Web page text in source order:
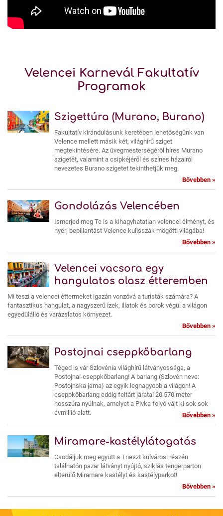
Velencei Karnevál Fakultatív
Programok
Szigettúra (Murano, Burano)
Fakultatív kirándulásunk keretében lehetőségünk van
Velence mellett másik két, világhírű sziget
megtekintésére. Az üvegmesterségéről híres Murano
szigetét, valamint a csipkéjéről és színes házairól
nevezetes Burano szigetet tekinthetjük meg.
Bővebben »
Gondolázás Velencében
Ismerjed meg Te is a kihagyhatatlan velencei élményt, és
nyerj bepillantást Velence kulisszák mögötti világába!
Bővebben »
Velencei vacsora egy
hangulatos olasz étteremben
Mi teszi a velencei éttermeket igazán vonzóvá a turisták számára? A
fantasztikus hangulat, a nagyszerű ízek, illatok és borok végül a világon
egyedülálló és varázslatos környezet.
Bővebben »
Postojnai cseppkőbarlang
Téged is vár Szlovénia világhírű látványossága, a
Postojnai-cseppkőbarlang! A barlang (Szlovén neve:
Postojnska jama) az egyik legnagyobb a világon! A
cseppkőbarlang eddig feltárt járatai 20 570 méter
hosszúra nyúlnak, amelyet a Pivka folyó vájt ki sok sok
évmillió alatt.
Bővebben »
Miramare-kastélylátogatás
Csodáljuk meg együtt a Trieszt külvárosi részén
találhatón pazar látványt nyújtó, sziklás tengerparton
elterülő Miramare kastélyt és kastélyparkot!
Bővebben »